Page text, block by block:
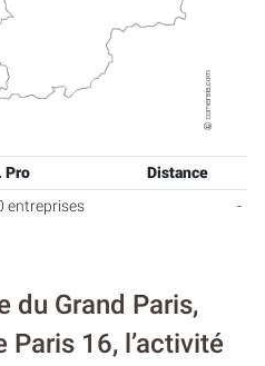
Pro
Distance
entreprises -
du Grand Paris,
Paris 16, l’activité